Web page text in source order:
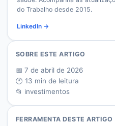
do Trabalho desde 2015.
LinkedIn →
SOBRE ESTE ARTIGO
📅 7 de abril de 2026
🕐 13 min de leitura
📂 investimentos
FERRAMENTA DESTE ARTIGO